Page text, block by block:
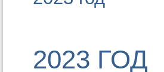
2023 ГОД